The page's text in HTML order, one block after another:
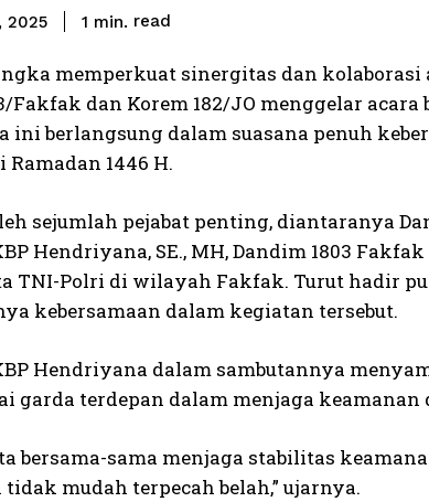
2025 1 min. read
memperkuat sinergitas dan
Fakfak dan Korem 182/JO menggelar acara
ini berlangsung dalam suasana penuh
1446 H.
sejumlah pejabat penting, diantaranya
Hendriyana, SE., MH, Dandim 1803
TNI-Polri di wilayah Fakfak. Turut hadir
kebersamaan dalam kegiatan tersebut.
Hendriyana dalam sambutannya
garda terdepan dalam menjaga
bersama-sama menjaga stabilitas
mudah terpecah belah,” ujarnya.